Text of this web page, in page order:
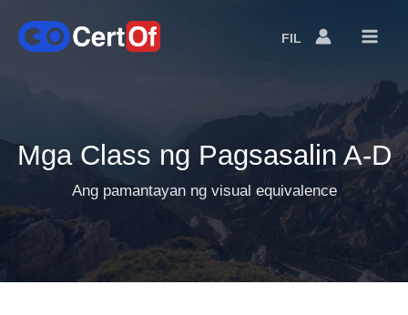
FILLanguage
Mga Class ng Pagsasalin A-D
Ang pamantayan ng visual equivalence